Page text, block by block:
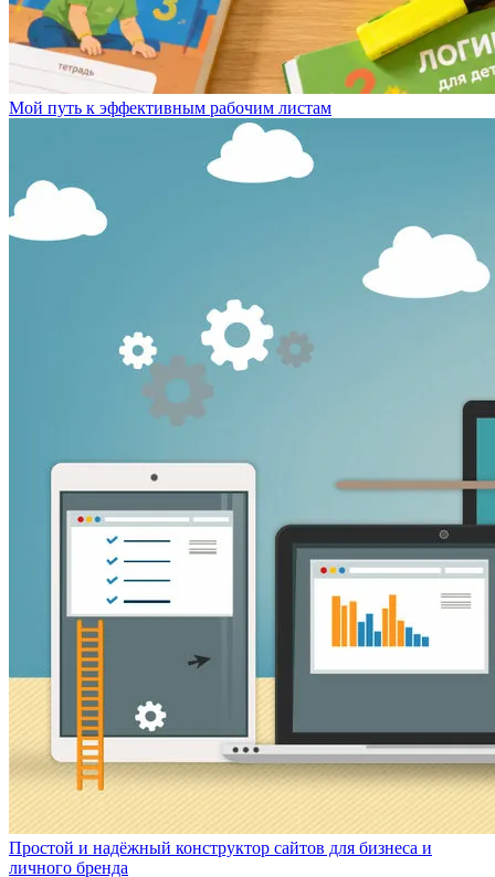
Мой путь к эффективным рабочим листам
Простой и надёжный конструктор сайтов для бизнеса и
личного бренда